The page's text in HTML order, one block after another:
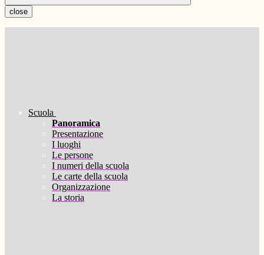
close
Scuola
Panoramica
Presentazione
I luoghi
Le persone
I numeri della scuola
Le carte della scuola
Organizzazione
La storia